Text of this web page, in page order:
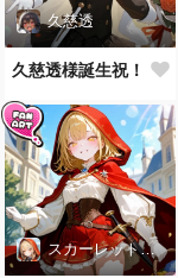
久慈透
久慈透様誕生祝！
スカーレット・レイベル